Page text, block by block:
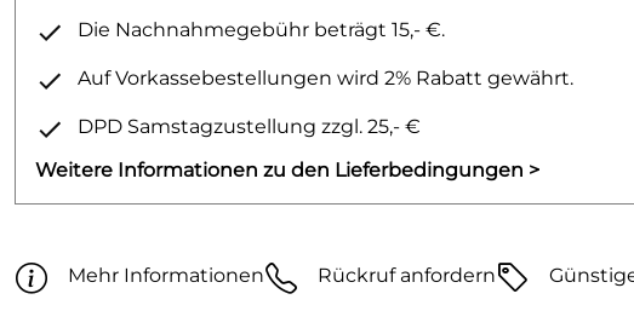
Die Nachnahmegebühr beträgt 15,- €.
Auf Vorkassebestellungen wird 2% Rabatt gewährt.
DPD Samstagzustellung zzgl. 25,- €
Weitere Informationen zu den Lieferbedingungen >
Mehr Informationen Rückruf anfordern